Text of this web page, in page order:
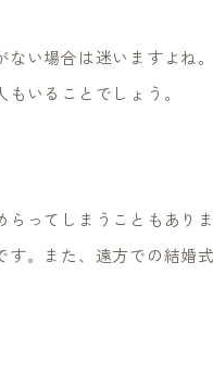
い場合は迷いますよね
いることでしょう。
ってしまうこともあり
。また、遠方での結婚